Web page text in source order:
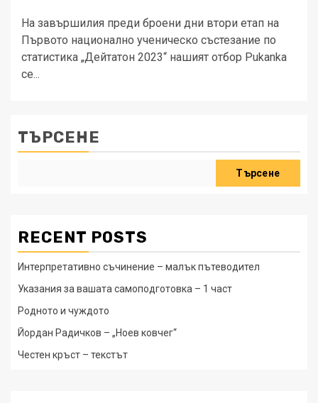
На завършилия преди броени дни втори етап на
Първото национално ученическо състезание по
статистика „Дейтатон 2023“ нашият отбор Pukanka
се...
ТЪРСЕНЕ
Търсене
RECENT POSTS
Интерпретативно съчинение – малък пътеводител
Указания за вашата самоподготовка – 1 част
Родното и чуждото
Йордан Радичков – „Ноев ковчег“
Честен кръст – текстът